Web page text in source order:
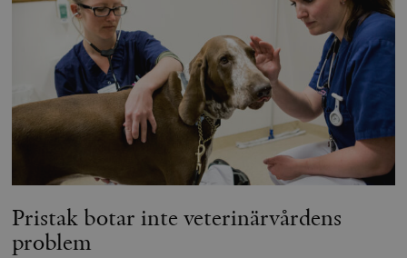
Pristak botar inte veterinärvårdens
problem